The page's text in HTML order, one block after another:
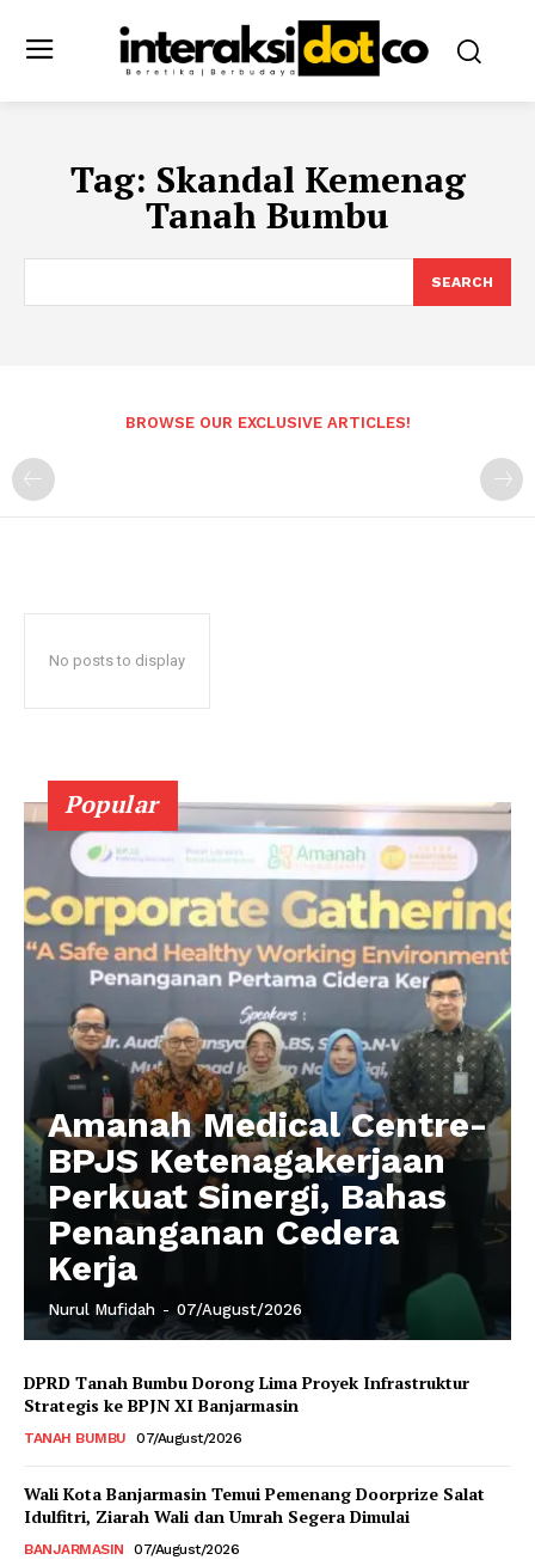
Tag: Skandal Kemenag
Tanah Bumbu
SEARCH
BROWSE OUR EXCLUSIVE ARTICLES!
No posts to display
Popular
Amanah Medical Centre-
BPJS Ketenagakerjaan
Perkuat Sinergi, Bahas
Penanganan Cedera
Kerja
Nurul Mufidah - 07/August/2026
DPRD Tanah Bumbu Dorong Lima Proyek Infrastruktur
Strategis ke BPJN XI Banjarmasin
TANAH BUMBU 07/August/2026
Wali Kota Banjarmasin Temui Pemenang Doorprize Salat
Idulfitri, Ziarah Wali dan Umrah Segera Dimulai
BANJARMASIN 07/August/2026